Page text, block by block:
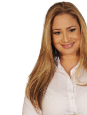
Apartamentos